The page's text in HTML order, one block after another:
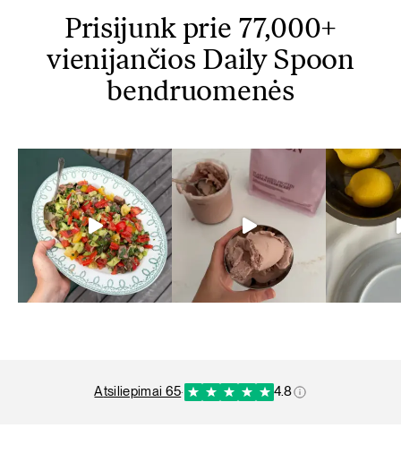
Prisijunk prie 77,000+
vienijančios Daily Spoon
bendruomenės
atsiliepimai 65· 4.8